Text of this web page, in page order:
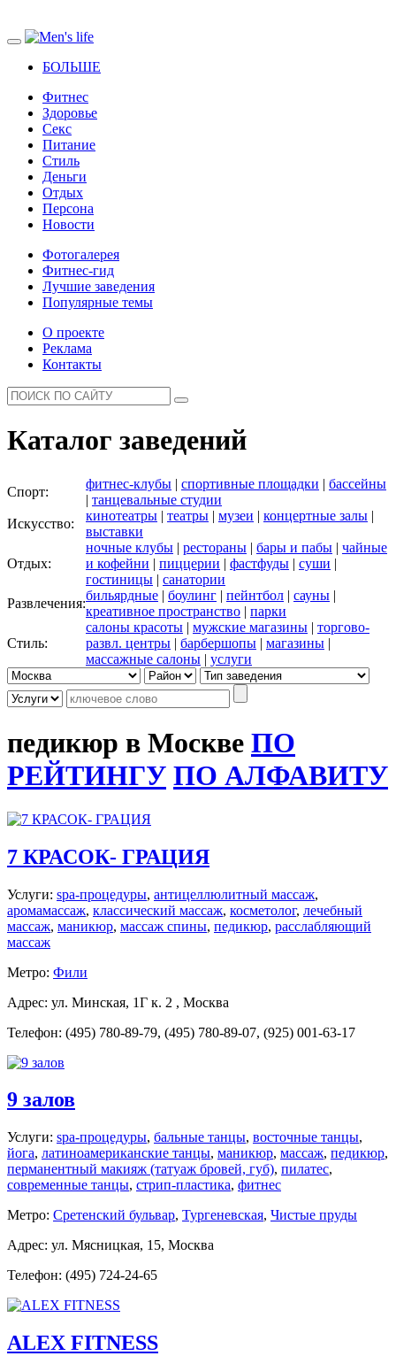
БОЛЬШЕ
Фитнес
Здоровье
Секс
Питание
Стиль
Деньги
Отдых
Персона
Новости
Фотогалерея
Фитнес-гид
Лучшие заведения
Популярные темы
О проекте
Реклама
Контакты
Каталог заведений
Спорт:
фитнес-клубы | спортивные площадки | бассейны
| танцевальные студии
Искусство:
кинотеатры | театры | музеи | концертные залы |
выставки
Отдых:
ночные клубы | рестораны | бары и пабы | чайные
и кофейни | пиццерии | фастфуды | суши |
гостиницы | санатории
Развлечения:
бильярдные | боулинг | пейнтбол | сауны |
креативное пространство | парки
Стиль:
салоны красоты | мужские магазины | торгово-
развл. центры | барбершопы | магазины |
массажные салоны | услуги
педикюр в Москве ПО
РЕЙТИНГУ ПО АЛФАВИТУ
7 КРАСОК- ГРАЦИЯ
Услуги: spa-процедуры, антицеллюлитный массаж,
аромамассаж, классический массаж, косметолог, лечебный
массаж, маникюр, массаж спины, педикюр, расслабляющий
массаж
Метро: Фили
Адрес: ул. Минская, 1Г к. 2 , Москва
Телефон: (495) 780-89-79, (495) 780-89-07, (925) 001-63-17
9 залов
Услуги: spa-процедуры, бальные танцы, восточные танцы,
йога, латиноамериканские танцы, маникюр, массаж, педикюр,
перманентный макияж (татуаж бровей, губ), пилатес,
современные танцы, стрип-пластика, фитнес
Метро: Сретенский бульвар, Тургеневская, Чистые пруды
Адрес: ул. Мясницкая, 15, Москва
Телефон: (495) 724-24-65
ALEX FITNESS